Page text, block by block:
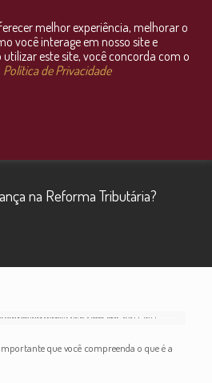
Jurídica OnLine
na Reforma Tributária?
que você compreenda o que é a
melhor experiência, melhorar o
você interage em nosso site e
este site, você concorda com o
Política de Privacidade